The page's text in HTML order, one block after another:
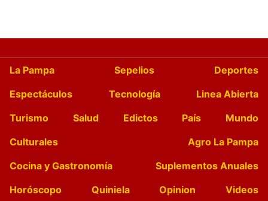
La Pampa Sepelios
Deportes
Espectáculos
Tecnología
Linea Abierta
Turismo
Salud Edictos País
Mundo
Culturales
Agro La Pampa
Cocina y Gastronomía
Suplementos Anuales
Horóscopo
Quiniela Opinion
Videos